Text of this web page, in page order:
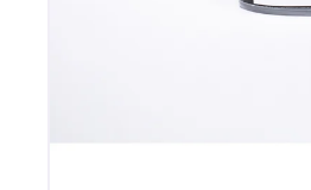
SARMA 360